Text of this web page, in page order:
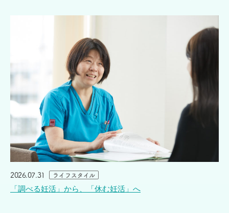
2026.07.31
ライフスタイル
「調べる妊活」から、「休む妊活」へ